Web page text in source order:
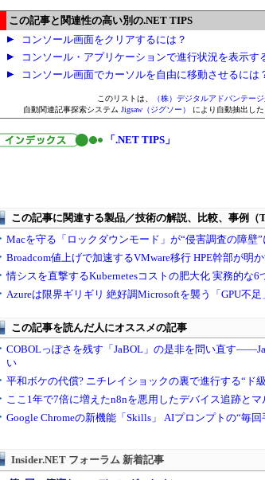
この記事と関連性の高い別の.NET TIPS
コンソール画面をクリアするには？
コンソール・アプリケーションで進行状況を表示す
コンソール画面でカーソルを自由に移動させるには
このリストは、 （株）デジタルアドバンテージ
自動関連記事探索システム Jigsaw（ジグソー） により自動抽出した
「.NET TIPS」
Insider.NET フォーラム 新着記事